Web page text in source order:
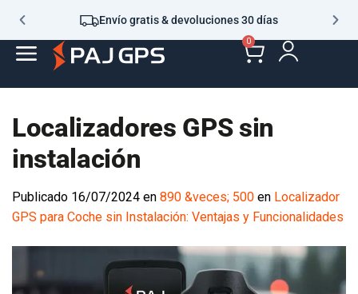
Envío gratis & devoluciones 30 días
0
Localizadores GPS sin
instalación
Publicado 16/07/2024 en 890 &veces; 500 en Localizador
GPS para Coche sin Instalación: Ventajas y Funcionalidades